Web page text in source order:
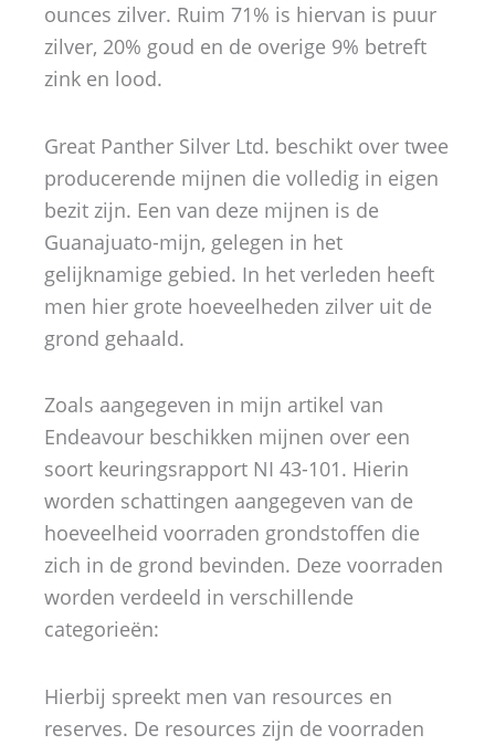
ounces zilver. Ruim 71% is hiervan is puur
zilver, 20% goud en de overige 9% betreft
zink en lood.
Great Panther Silver Ltd. beschikt over twee
producerende mijnen die volledig in eigen
bezit zijn. Een van deze mijnen is de
Guanajuato-mijn, gelegen in het
gelijknamige gebied. In het verleden heeft
men hier grote hoeveelheden zilver uit de
grond gehaald.
Zoals aangegeven in mijn artikel van
Endeavour beschikken mijnen over een
soort keuringsrapport NI 43-101. Hierin
worden schattingen aangegeven van de
hoeveelheid voorraden grondstoffen die
zich in de grond bevinden. Deze voorraden
worden verdeeld in verschillende
categorieën:
Hierbij spreekt men van resources en
reserves. De resources zijn de voorraden